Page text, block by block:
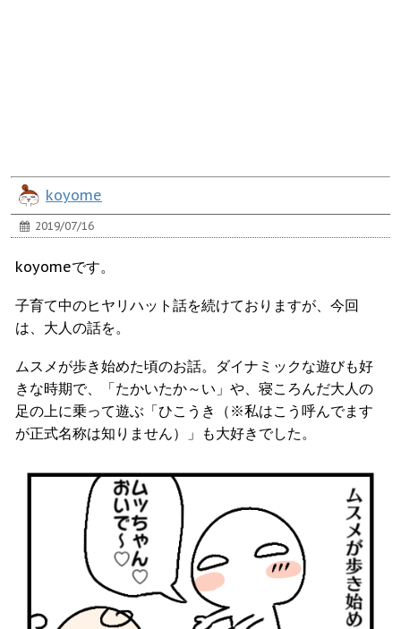
koyome
2019/07/16
koyomeです。
子育て中のヒヤリハット話を続けておりますが、今回
は、大人の話を。
ムスメが歩き始めた頃のお話。ダイナミックな遊びも好
きな時期で、「たかいたか～い」や、寝ころんだ大人の
足の上に乗って遊ぶ「ひこうき（※私はこう呼んでます
が正式名称は知りません）」も大好きでした。